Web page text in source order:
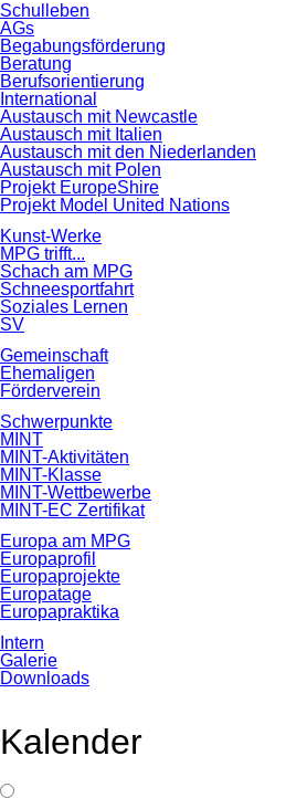
Schulleben
AGs
Begabungsförderung
Beratung
Berufsorientierung
International
Austausch mit Newcastle
Austausch mit Italien
Austausch mit den Niederlanden
Austausch mit Polen
Projekt EuropeShire
Projekt Model United Nations
Kunst-Werke
MPG trifft...
Schach am MPG
Schneesportfahrt
Soziales Lernen
SV
Gemeinschaft
Ehemaligen
Förderverein
Schwerpunkte
MINT
MINT-Aktivitäten
MINT-Klasse
MINT-Wettbewerbe
MINT-EC Zertifikat
Europa am MPG
Europaprofil
Europaprojekte
Europatage
Europapraktika
Intern
Galerie
Downloads
Kalender